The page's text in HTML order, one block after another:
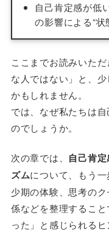
自己肯定感が低
の影響による“状
ここまでお読みいた
な人ではない」と、
かもしれません。
では、なぜ私たちは
のでしょうか。
次の章では、 自己肯
ズムについて、もう
少期の体験、思考の
係などを整理するこ
った」と感じられる